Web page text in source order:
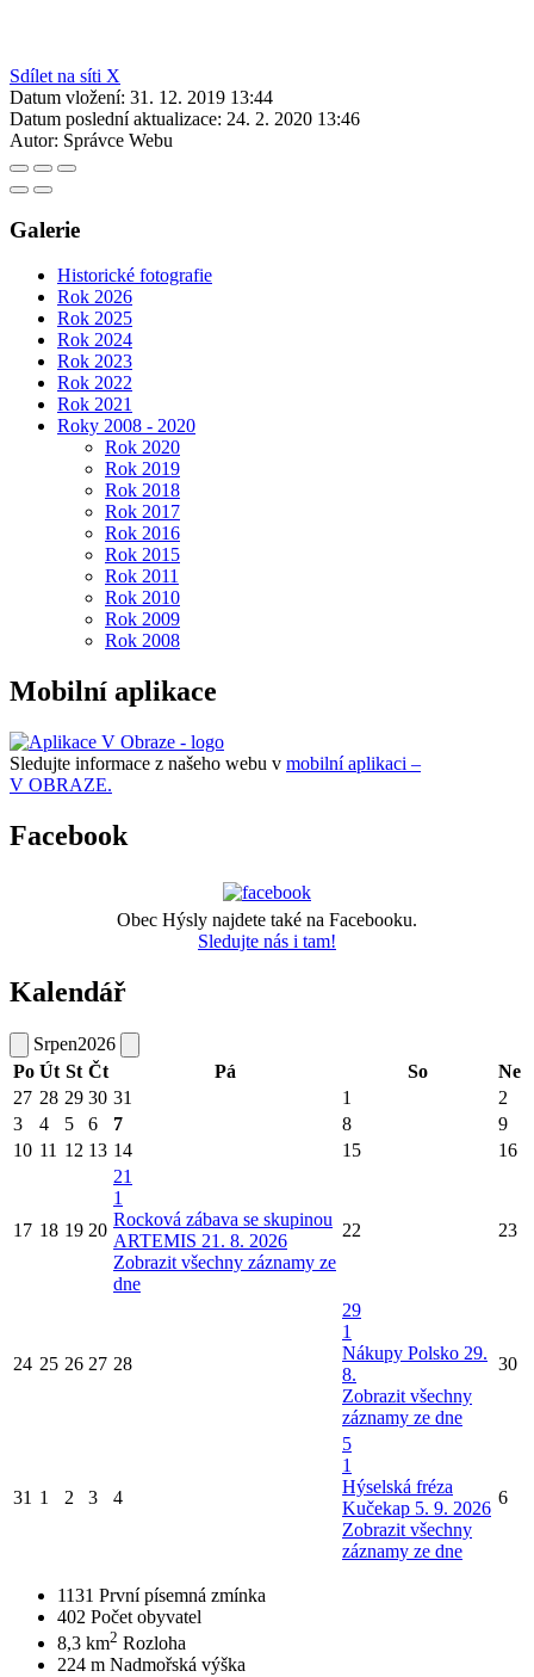
Sdílet na síti X
Datum vložení: 31. 12. 2019 13:44
Datum poslední aktualizace: 24. 2. 2020 13:46
Autor: Správce Webu
Galerie
Historické fotografie
Rok 2026
Rok 2025
Rok 2024
Rok 2023
Rok 2022
Rok 2021
Roky 2008 - 2020
Rok 2020
Rok 2019
Rok 2018
Rok 2017
Rok 2016
Rok 2015
Rok 2011
Rok 2010
Rok 2009
Rok 2008
Mobilní aplikace
Sledujte informace z našeho webu v mobilní aplikaci –
V OBRAZE.
Facebook
Obec Hýsly najdete také na Facebooku.
Sledujte nás i tam!
Kalendář
Srpen2026
Po Út St Čt Pá So
Ne
27 28 29 30 31 1
2
3
4 5 6 7 8
9
10 11 12 13 14 15 16
17 18 19 20
21
1
Rocková zábava se skupinou
ARTEMIS 21. 8. 2026
Zobrazit všechny záznamy ze
dne
22 23
24 25 26 27 28
29
1
Nákupy Polsko 29.
8.
Zobrazit všechny
záznamy ze dne
30
31 1 2 3 4
5
1
Hýselská fréza
Kučekap 5. 9. 2026
Zobrazit všechny
záznamy ze dne
6
1131 První písemná zmínka
402 Počet obyvatel
8,3 km2 Rozloha
224 m Nadmořská výška